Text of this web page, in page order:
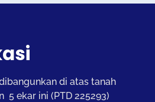
di atas tanah
5 ekar ini (PTD 225293)